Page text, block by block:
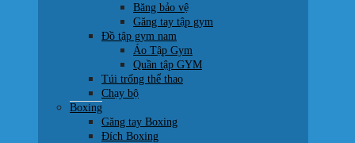
Băng bảo vệ
Găng tay tập gym
Đồ tập gym nam
Áo Tập Gym
Quần tập GYM
Túi trống thể thao
Chạy bộ
Boxing
Găng tay Boxing
Đích Boxing